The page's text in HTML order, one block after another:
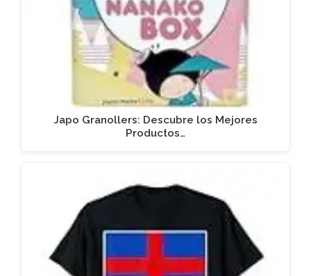
Japo Granollers: Descubre los Mejores
Productos…